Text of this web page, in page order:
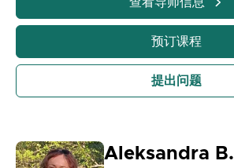
预订课程
提出问题
Aleksandra B.